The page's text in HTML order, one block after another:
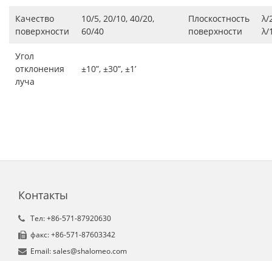
Качество
поверхности
10/5, 20/10, 40/20,
60/40
Плоскостность
поверхности
λ/
λ/
Угол
отклонения
луча
±10”, ±30”, ±1’
Контакты
Tел: +86-571-87920630
факс: +86-571-87603342
Email: sales@shalomeo.com